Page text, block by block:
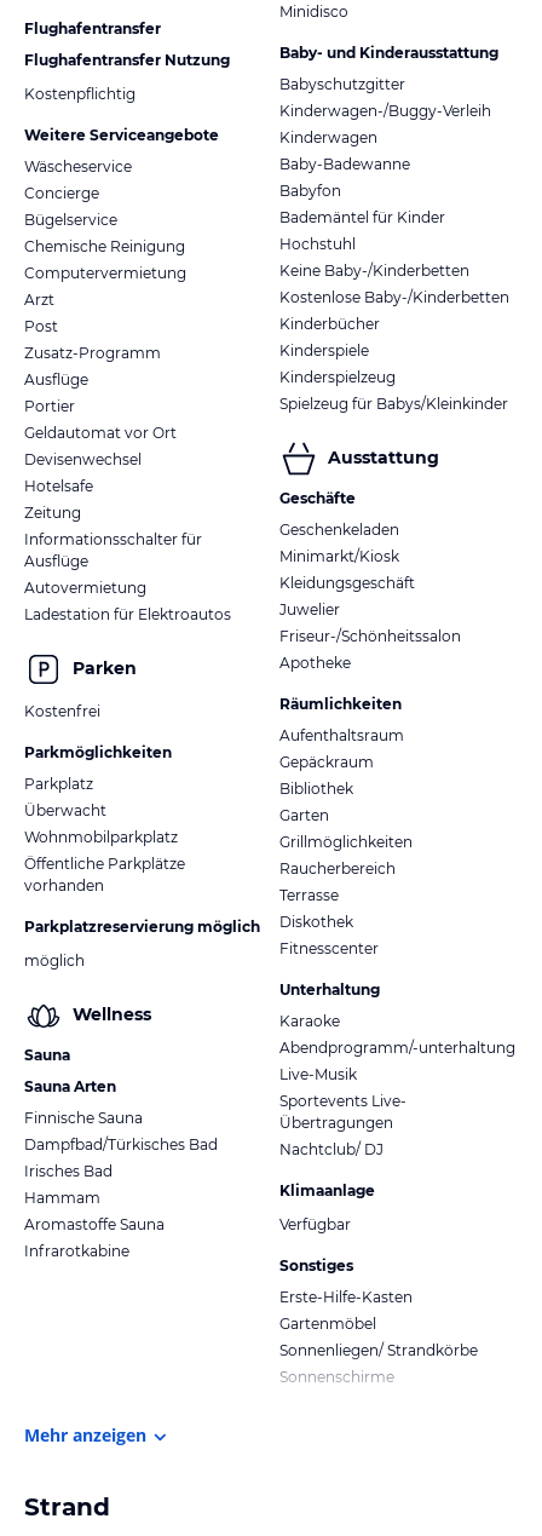
Flughafentransfer
Flughafentransfer Nutzung
Kostenpflichtig
Weitere Serviceangebote
Wäscheservice
Concierge
Bügelservice
Chemische Reinigung
Computervermietung
Arzt
Post
Zusatz-Programm
Ausflüge
Portier
Geldautomat vor Ort
Devisenwechsel
Hotelsafe
Zeitung
Informationsschalter für
Ausflüge
Autovermietung
Ladestation für Elektroautos
Parken
Kostenfrei
Parkmöglichkeiten
Parkplatz
Überwacht
Wohnmobilparkplatz
Öffentliche Parkplätze
vorhanden
Parkplatzreservierung möglich
möglich
Wellness
Sauna
Sauna Arten
Finnische Sauna
Dampfbad/Türkisches Bad
Irisches Bad
Hammam
Aromastoffe Sauna
Infrarotkabine
Minidisco
Baby- und Kinderausstattung
Babyschutzgitter
Kinderwagen-/Buggy-Verleih
Kinderwagen
Baby-Badewanne
Babyfon
Bademäntel für Kinder
Hochstuhl
Keine Baby-/Kinderbetten
Kostenlose Baby-/Kinderbetten
Kinderbücher
Kinderspiele
Kinderspielzeug
Spielzeug für Babys/Kleinkinder
Ausstattung
Geschäfte
Geschenkeladen
Minimarkt/Kiosk
Kleidungsgeschäft
Juwelier
Friseur-/Schönheitssalon
Apotheke
Räumlichkeiten
Aufenthaltsraum
Gepäckraum
Bibliothek
Garten
Grillmöglichkeiten
Raucherbereich
Terrasse
Diskothek
Fitnesscenter
Unterhaltung
Karaoke
Abendprogramm/-unterhaltung
Live-Musik
Sportevents Live-
Übertragungen
Nachtclub/ DJ
Klimaanlage
Verfügbar
Sonstiges
Erste-Hilfe-Kasten
Gartenmöbel
Sonnenliegen/ Strandkörbe
Sonnenschirme
Mehr anzeigen
Strand